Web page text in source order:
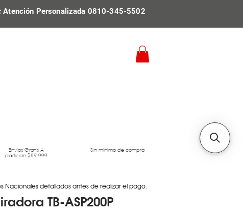
Personalizada 0810-345-5502
Envíos Gratis A
partir de $89.999
Sin mínimo de compra
TB-ASP200P
Nacionales detallados antes de realizar el pago.